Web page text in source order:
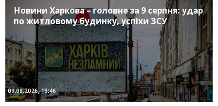
Новини Харкова – головне за 9 серпня: удар
по житловому будинку, успіхи ЗСУ
09.08.2026, 19:46